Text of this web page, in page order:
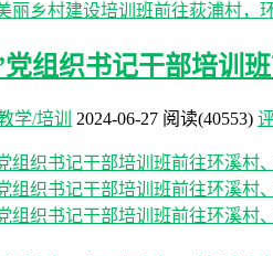
组织书记干部培训
学/培训 2024-06-27 阅读(40553)